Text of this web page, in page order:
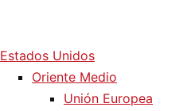
Estados Unidos
Oriente Medio
Unión Europea